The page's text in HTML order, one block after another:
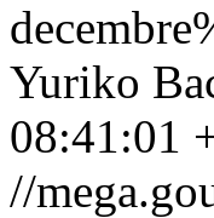
Yuriko
08:41:01
//